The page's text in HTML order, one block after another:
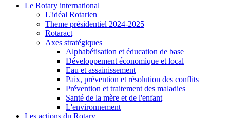
Le Rotary international
L'idéal Rotarien
Theme présidentiel 2024-2025
Rotaract
Axes stratégiques
Alphabétisation et éducation de base
Développement économique et local
Eau et assainissement
Paix, prévention et résolution des conflits
Prévention et traitement des maladies
Santé de la mère et de l'enfant
L'environnement
Les actions du Rotary